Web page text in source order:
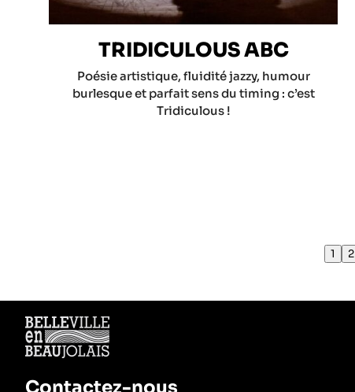
TRIDICULOUS ABC
Poésie artistique, fluidité jazzy, humour
burlesque et parfait sens du timing : c’est
Tridiculous !
1 2